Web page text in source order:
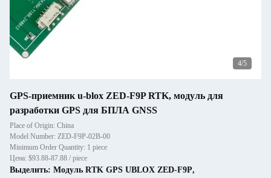
4/5
GPS-приемник u-blox ZED-F9P RTK, модуль для
разработки GPS для БПЛА GNSS
Place of Origin: China
Model Number: ZED-F9P-02B-00
Minimum Order Quantity: 1 piece
Цена: $93.88-87.88 / piece
Выделить: Модуль RTK GPS UBLOX ZED-F9P,